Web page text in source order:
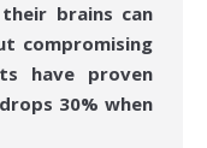
brains can
compromising
have proven
30% when